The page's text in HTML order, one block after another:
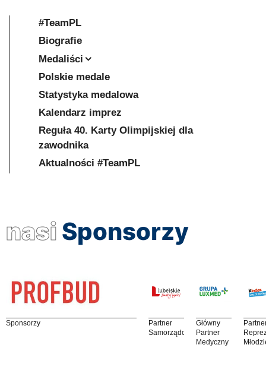
#TeamPL
Biografie
Medaliści
Polskie medale
Statystyka medalowa
Kalendarz imprez
Reguła 40. Karty Olimpijskiej dla
zawodnika
Aktualności #TeamPL
nasi Sponsorzy
Sponsorzy
Partner
Samorządowy
Główny
Partner
Medyczny